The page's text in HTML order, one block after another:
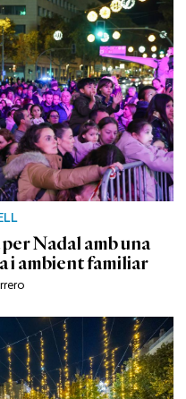
per Nadal amb una
i ambient familiar